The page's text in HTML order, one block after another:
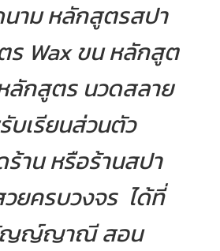
นาม หลักสูตรสปา
Wax ขน หลักสูต
ลักสูตร นวดสลาย
บเรียนส่วนตัว
ร้าน หรือร้านสปา
วยครบวงจร ได้ที่
ธัญญ์ญาณี สอน